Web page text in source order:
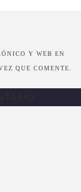
Y WEB EN
QUE COMENTE.